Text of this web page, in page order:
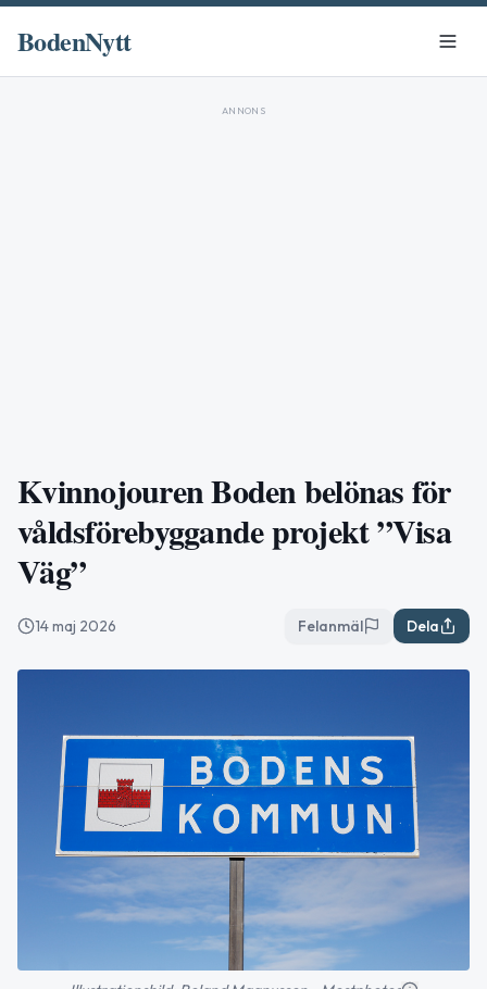
BodenNytt
ANNONS
Kvinnojouren Boden belönas för
våldsförebyggande projekt ”Visa
Väg”
14 maj 2026 Felanmäl Dela